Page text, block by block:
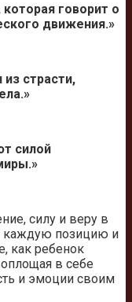
говорит о
движения.»
страсти,
силой
силу и веру в
каждую позицию и
как ребенок
в себе
и эмоции своим